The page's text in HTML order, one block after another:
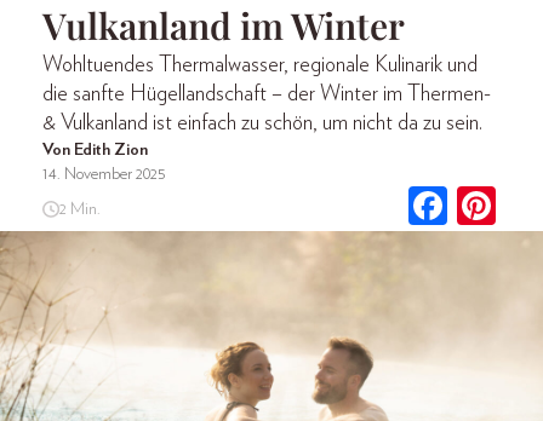
Vulkanland im Winter
Wohltuendes Thermalwasser, regionale Kulinarik und
die sanfte Hügellandschaft – der Winter im Thermen-
& Vulkanland ist einfach zu schön, um nicht da zu sein.
Von Edith Zion
14. November 2025
2 Min.